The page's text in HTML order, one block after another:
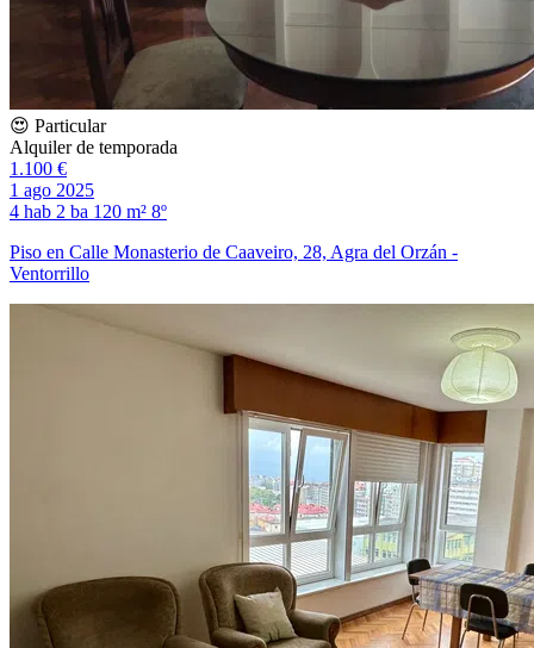
😍 Particular
Alquiler de temporada
1.100 €
1 ago 2025
4 hab 2 ba 120 m² 8º
Piso en Calle Monasterio de Caaveiro, 28, Agra del Orzán -
Ventorrillo